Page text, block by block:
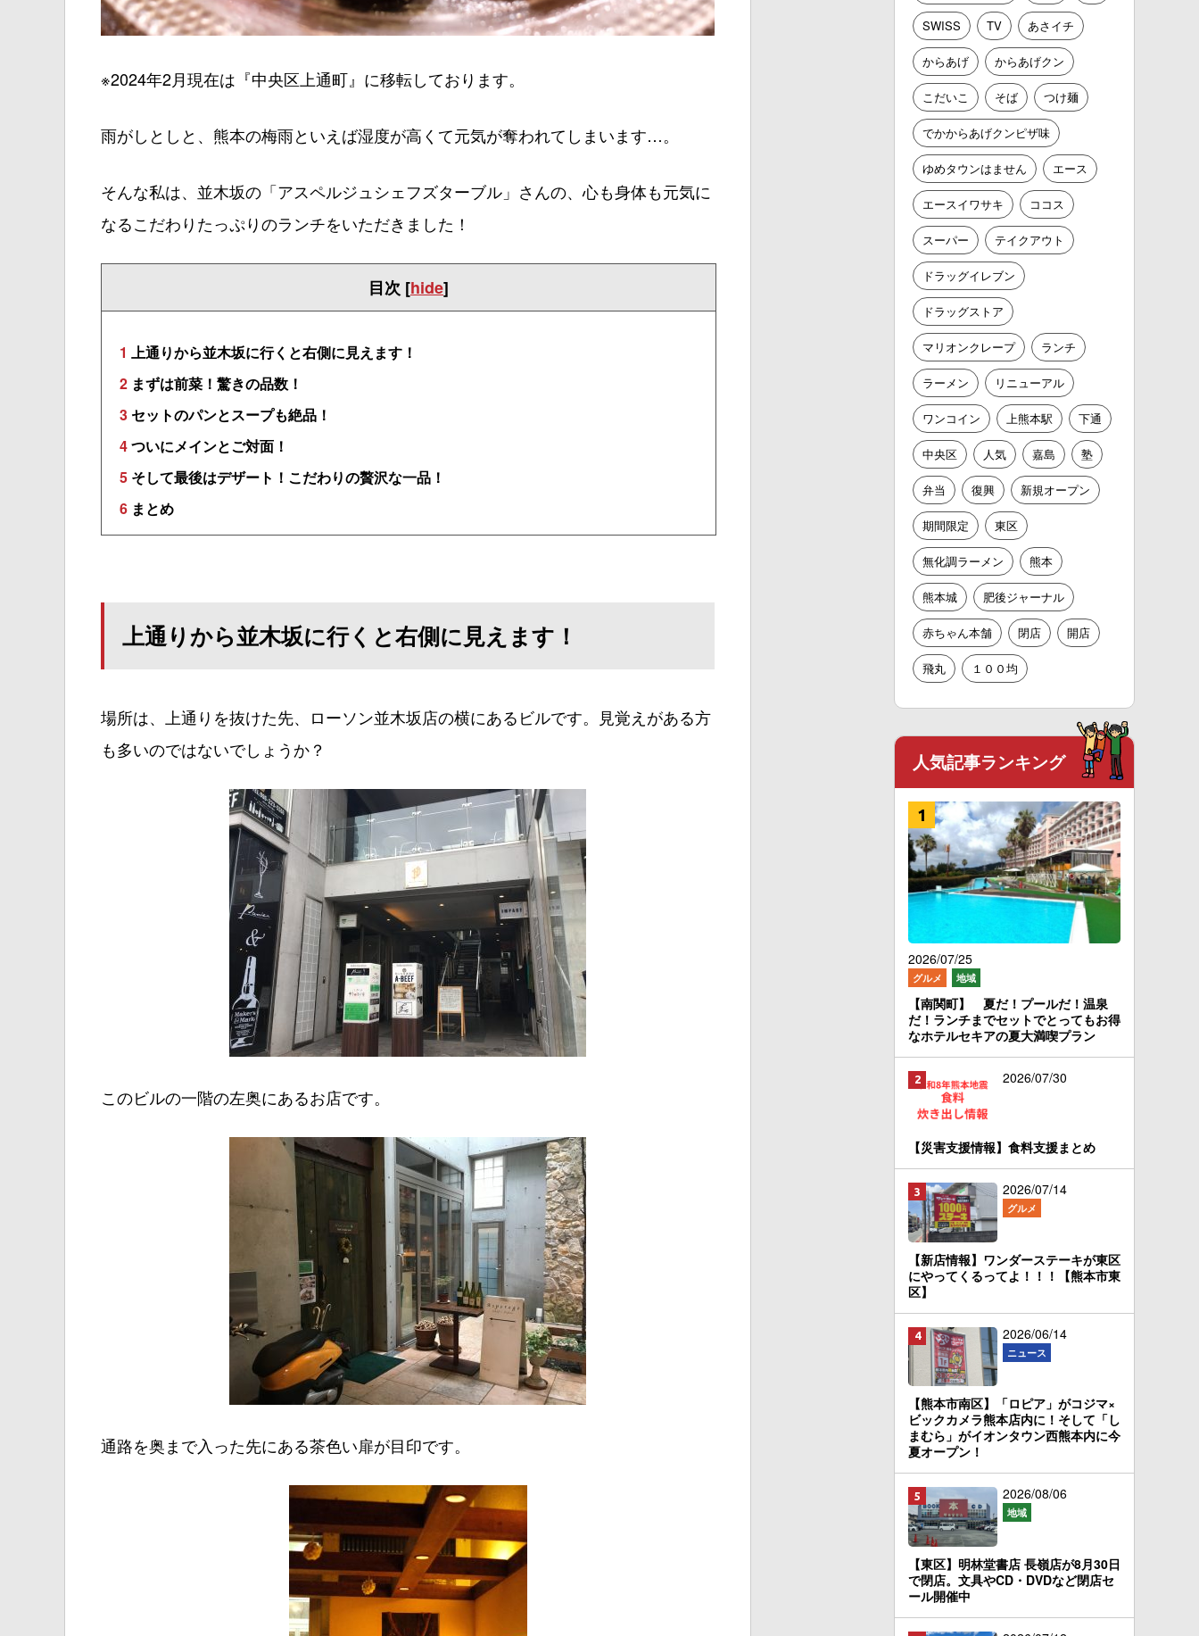
※2024年2月現在は『中央区上通町』に移転しております。
雨がしとしと、熊本の梅雨といえば湿度が高くて元気が奪われてしまいます…。
そんな私は、並木坂の「アスペルジュシェフズターブル」さんの、心も身体も元気に
なるこだわりたっぷりのランチをいただきました！
目次 [hide]
1
上通りから並木坂に行くと右側に見えます！
2 まずは前菜！驚きの品数！
3 セットのパンとスープも絶品！
4ついにメインとご対面！
5 そして最後はデザート！こだわりの贅沢な一品！
6 まとめ
上通りから並木坂に行くと右側に見えます！
場所は、上通りを抜けた先、ローソン並木坂店の横にあるビルです。見覚えがある方
も多いのではないでしょうか？
このビルの一階の左奥にあるお店です。
通路を奥まで入った先にある茶色い扉が目印です。
SWISS TV あさイチ
からあげ からあげクン
こだいこ そば つけ麺
でかからあげクンピザ味
ゆめタウンはません エース
エースイワサキ ココス
スーパー テイクアウト
ドラッグイレブン
ドラッグストア
マリオンクレープ ランチ
ラーメン リニューアル
ワンコイン 上熊本駅 下通
中央区 人気 嘉島 塾
弁当 復興 新規オープン
期間限定 東区
無化調ラーメン 熊本
熊本城 肥後ジャーナル
赤ちゃん本舗 閉店 開店
飛丸 １００均
人気記事ランキング
2026/07/25
グルメ 地域
【南関町】 夏だ！プールだ！温泉
だ！ランチまでセットでとってもお得
なホテルセキアの夏大満喫プラン
2026/07/30
【災害支援情報】食料支援まとめ
2026/07/14
グルメ
【新店情報】ワンダーステーキが東区
にやってくるってよ！！！【熊本市東
区】
2026/06/14
ニュース
【熊本市南区】「ロピア」がコジマ×
ビックカメラ熊本店内に！そして「し
まむら」がイオンタウン西熊本内に今
夏オープン！
2026/08/06
地域
【東区】明林堂書店 長嶺店が8月30日
で閉店。文具やCD・DVDなど閉店セ
ール開催中